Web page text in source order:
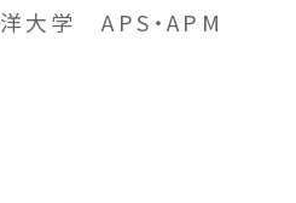
大学 APS・APM